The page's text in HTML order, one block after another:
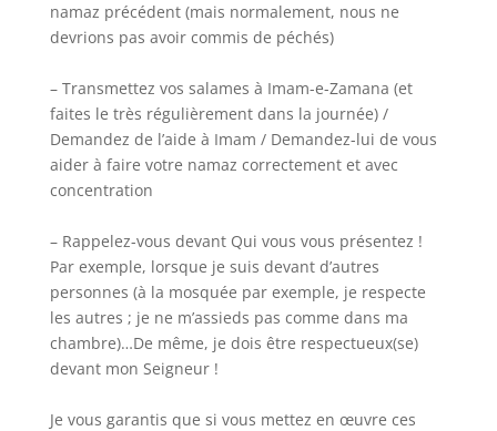
namaz précédent (mais normalement, nous ne
devrions pas avoir commis de péchés)
– Transmettez vos salames à Imam-e-Zamana (et
faites le très régulièrement dans la journée) /
Demandez de l’aide à Imam / Demandez-lui de vous
aider à faire votre namaz correctement et avec
concentration
– Rappelez-vous devant Qui vous vous présentez !
Par exemple, lorsque je suis devant d’autres
personnes (à la mosquée par exemple, je respecte
les autres ; je ne m’assieds pas comme dans ma
chambre)…De même, je dois être respectueux(se)
devant mon Seigneur !
Je vous garantis que si vous mettez en œuvre ces